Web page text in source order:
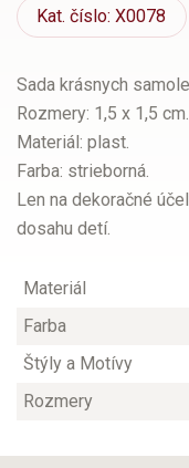
Kat. číslo: X0078
Sada krásnych
Rozmery: 1,5 x 1,5 cm.
Materiál: plast.
Farba: strieborná.
Len na dekoračné
dosahu detí.
Materiál
Farba
Štýly a Motívy
Rozmery